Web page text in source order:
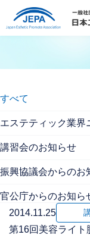
すべて
エステティック業界
講習会のお知らせ
振興協議会からのお
官公庁からのお知ら
2014.11.25
第16回美容ライト